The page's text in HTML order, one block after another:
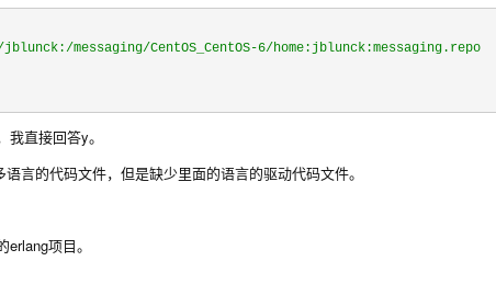
messaging/CentOS_CentOS-6/home:jblunck:messaging.repo
直接回答y。
言的代码文件，但是缺少里面的语言的驱动代码文件。
项目。